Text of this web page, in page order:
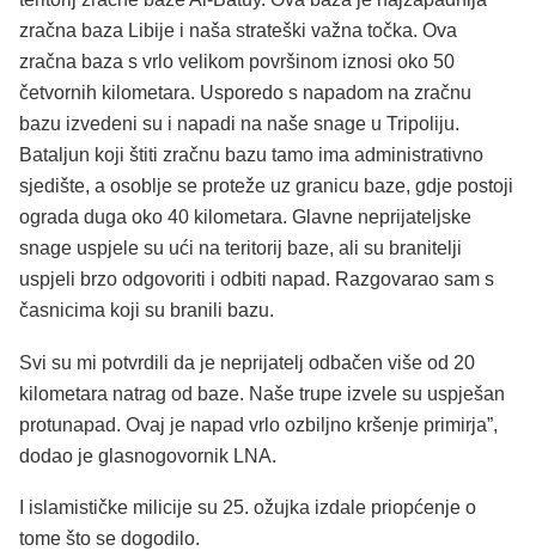
zračna baza Libije i naša strateški važna točka. Ova
zračna baza s vrlo velikom površinom iznosi oko 50
četvornih kilometara. Usporedo s napadom na zračnu
bazu izvedeni su i napadi na naše snage u Tripoliju.
Bataljun koji štiti zračnu bazu tamo ima administrativno
sjedište, a osoblje se proteže uz granicu baze, gdje postoji
ograda duga oko 40 kilometara. Glavne neprijateljske
snage uspjele su ući na teritorij baze, ali su branitelji
uspjeli brzo odgovoriti i odbiti napad. Razgovarao sam s
časnicima koji su branili bazu.
Svi su mi potvrdili da je neprijatelj odbačen više od 20
kilometara natrag od baze. Naše trupe izvele su uspješan
protunapad. Ovaj je napad vrlo ozbiljno kršenje primirja”,
dodao je glasnogovornik LNA.
I islamističke milicije su 25. ožujka izdale priopćenje o
tome što se dogodilo.